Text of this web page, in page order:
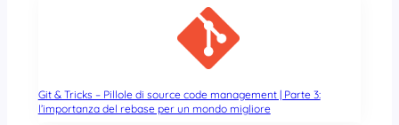
Git & Tricks – Pillole di source code management | Parte 3:
l’importanza del rebase per un mondo migliore